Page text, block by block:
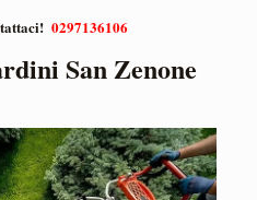
0297136106
San Zenone